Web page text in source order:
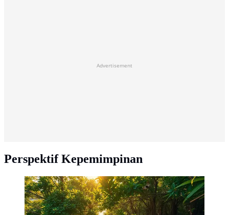
Advertisement
Perspektif Kepemimpinan